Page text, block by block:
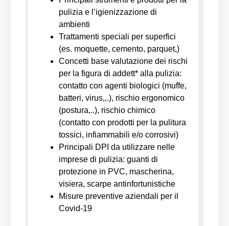
pulizia e l’igienizzazione di
ambienti
Trattamenti speciali per superfici
(es. moquette, cemento, parquet,)
Concetti base valutazione dei rischi
per la figura di addett* alla pulizia:
contatto con agenti biologici (muffe,
batteri, virus,..), rischio ergonomico
(postura,..), rischio chimico
(contatto con prodotti per la pulitura
tossici, infiammabili e/o corrosivi)
Principali DPI da utilizzare nelle
imprese di pulizia: guanti di
protezione in PVC, mascherina,
visiera, scarpe antinfortunistiche
Misure preventive aziendali per il
Covid-19